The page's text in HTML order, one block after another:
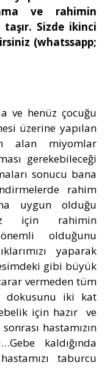
ve rahimin
Sizde ikinci
(whatssapp;
ve henüz çocuğu
üzerine yapılan
alan miyomlar
gerekebileceği
sonucu bana
rahim
uygun olduğu
için rahimin
olduğunu
yaparak
gibi büyük
vermeden tüm
dokusunu iki kat
için hazır ve
hastamızın
kaldığında
taburcu